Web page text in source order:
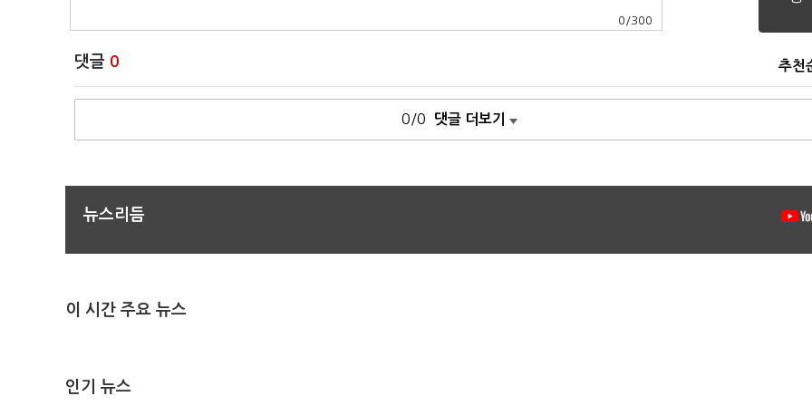
0 /300
댓글 0 추천
0/0 댓글 더보기
뉴스리듬
이 시간 주요 뉴스
인기 뉴스